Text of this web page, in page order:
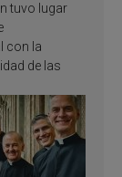
tuvo lugar
con la
de las